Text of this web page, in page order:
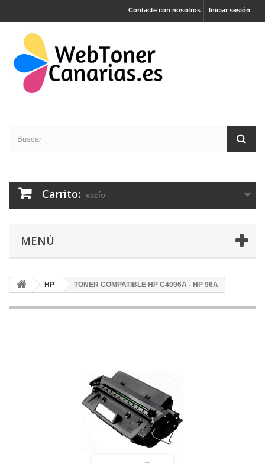
Iniciar sesión
Contacte con nosotros
Carrito: vacío
MENÚ
HP TONER COMPATIBLE HP C4096A - HP 96A